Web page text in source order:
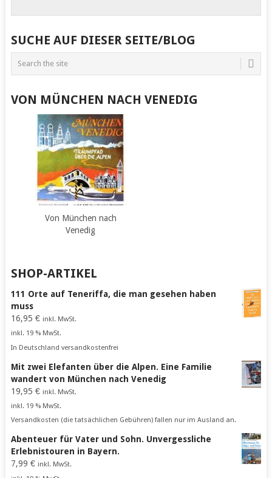
SUCHE AUF DIESER SEITE/BLOG
VON MÜNCHEN NACH VENEDIG
Von München nach
Venedig
SHOP-ARTIKEL
111 Orte auf Teneriffa, die man gesehen haben
muss
16,95 € inkl. MwSt.
inkl. 19 % MwSt.
In Deutschland versandkostenfrei
Mit zwei Elefanten über die Alpen. Eine Familie
wandert von München nach Venedig
19,95 € inkl. MwSt.
inkl. 19 % MwSt.
Versandkosten (die tatsächlichen Gebühren) fallen nur im Ausland an.
Abenteuer für Vater und Sohn. Unvergessliche
Erlebnistouren in Bayern.
7,99 € inkl. MwSt.